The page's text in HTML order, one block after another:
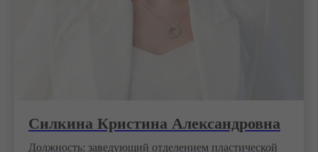
Силкина Кристина Александровна
Должность: заведующий отделением пластической